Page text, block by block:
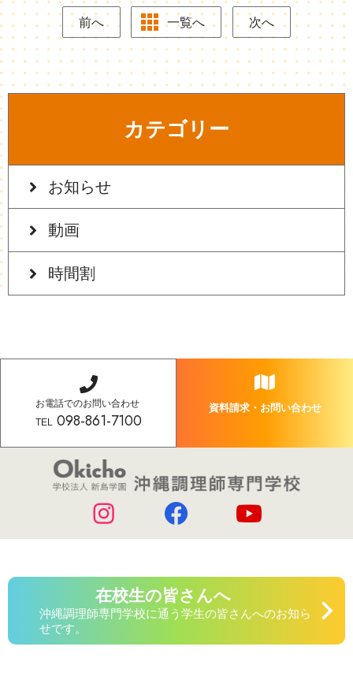
前へ 一覧へ 次へ
カテゴリー
お知らせ
動画
時間割
お電話でのお問い合わせ
TEL
098-861-7100
資料請求・お問い合わせ
在校生の皆さんへ
沖縄調理師専門学校に通う学生の皆さんへのお知ら
せです。